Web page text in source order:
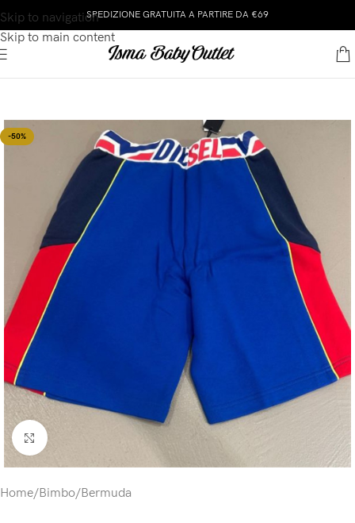
Skip to navigation
Skip to main content
SPEDIZIONE GRATUITA A PARTIRE DA €69
-50%
Click to enlarge
Home/Bimbo/Bermuda